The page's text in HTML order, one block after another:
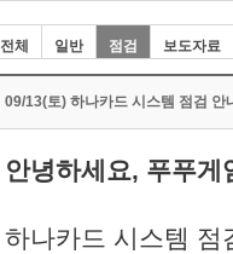
전체 일반 점검 보도자료
09/13(토) 하나카드 시스템 점검 안
안녕하세요, 푸푸게
하나카드 시스템 점